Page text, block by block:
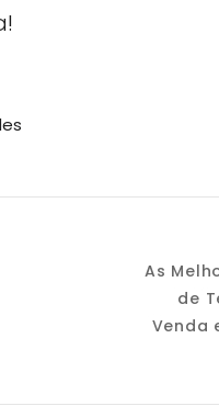
As
de
Venda